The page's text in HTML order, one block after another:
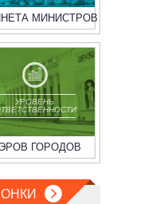
МИНИСТРОВ
УРОВЕНЬ
ГОРОДОВ